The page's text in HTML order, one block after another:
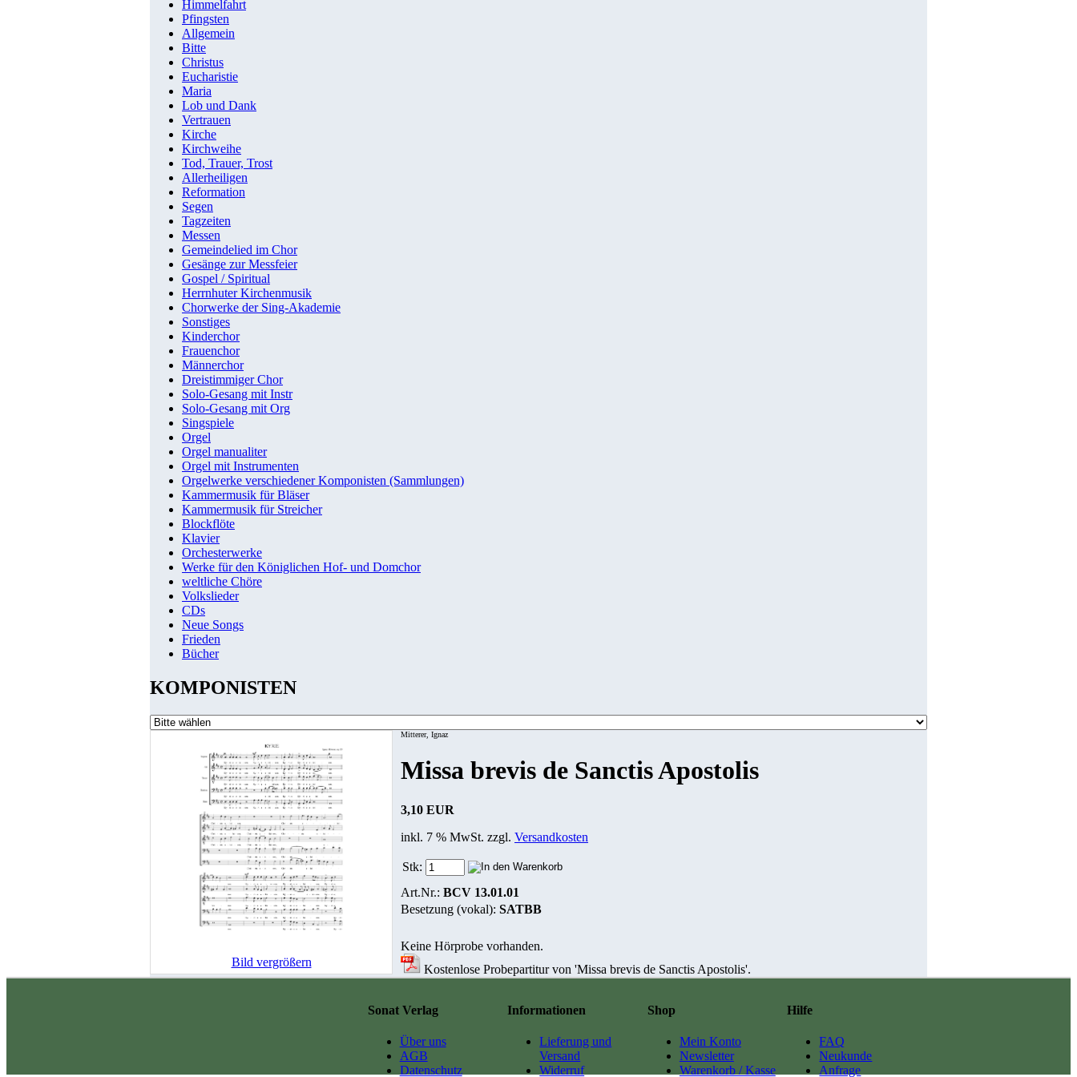
Himmelfahrt
Pfingsten
Allgemein
Bitte
Christus
Eucharistie
Maria
Lob und Dank
Vertrauen
Kirche
Kirchweihe
Tod, Trauer, Trost
Allerheiligen
Reformation
Segen
Tagzeiten
Messen
Gemeindelied im Chor
Gesänge zur Messfeier
Gospel / Spiritual
Herrnhuter Kirchenmusik
Chorwerke der Sing-Akademie
Sonstiges
Kinderchor
Frauenchor
Männerchor
Dreistimmiger Chor
Solo-Gesang mit Instr
Solo-Gesang mit Org
Singspiele
Orgel
Orgel manualiter
Orgel mit Instrumenten
Orgelwerke verschiedener Komponisten (Sammlungen)
Kammermusik für Bläser
Kammermusik für Streicher
Blockflöte
Klavier
Orchesterwerke
Werke für den Königlichen Hof- und Domchor
weltliche Chöre
Volkslieder
CDs
Neue Songs
Frieden
Bücher
KOMPONISTEN
Bild vergrößern
Mitterer, Ignaz
Missa brevis de Sanctis Apostolis
3,10 EUR
inkl. 7 % MwSt. zzgl. Versandkosten
Stk:
Art.Nr.: BCV 13.01.01
Besetzung (vokal): SATBB
Keine Hörprobe vorhanden.
Kostenlose Probepartitur von 'Missa brevis de Sanctis Apostolis'.
Hilfe
FAQ
Neukunde
Anfrage
Shop
Mein Konto
Newsletter
Warenkorb / Kasse
Informationen
Lieferung und
Versand
Widerruf
Sonat Verlag
Über uns
AGB
Datenschutz